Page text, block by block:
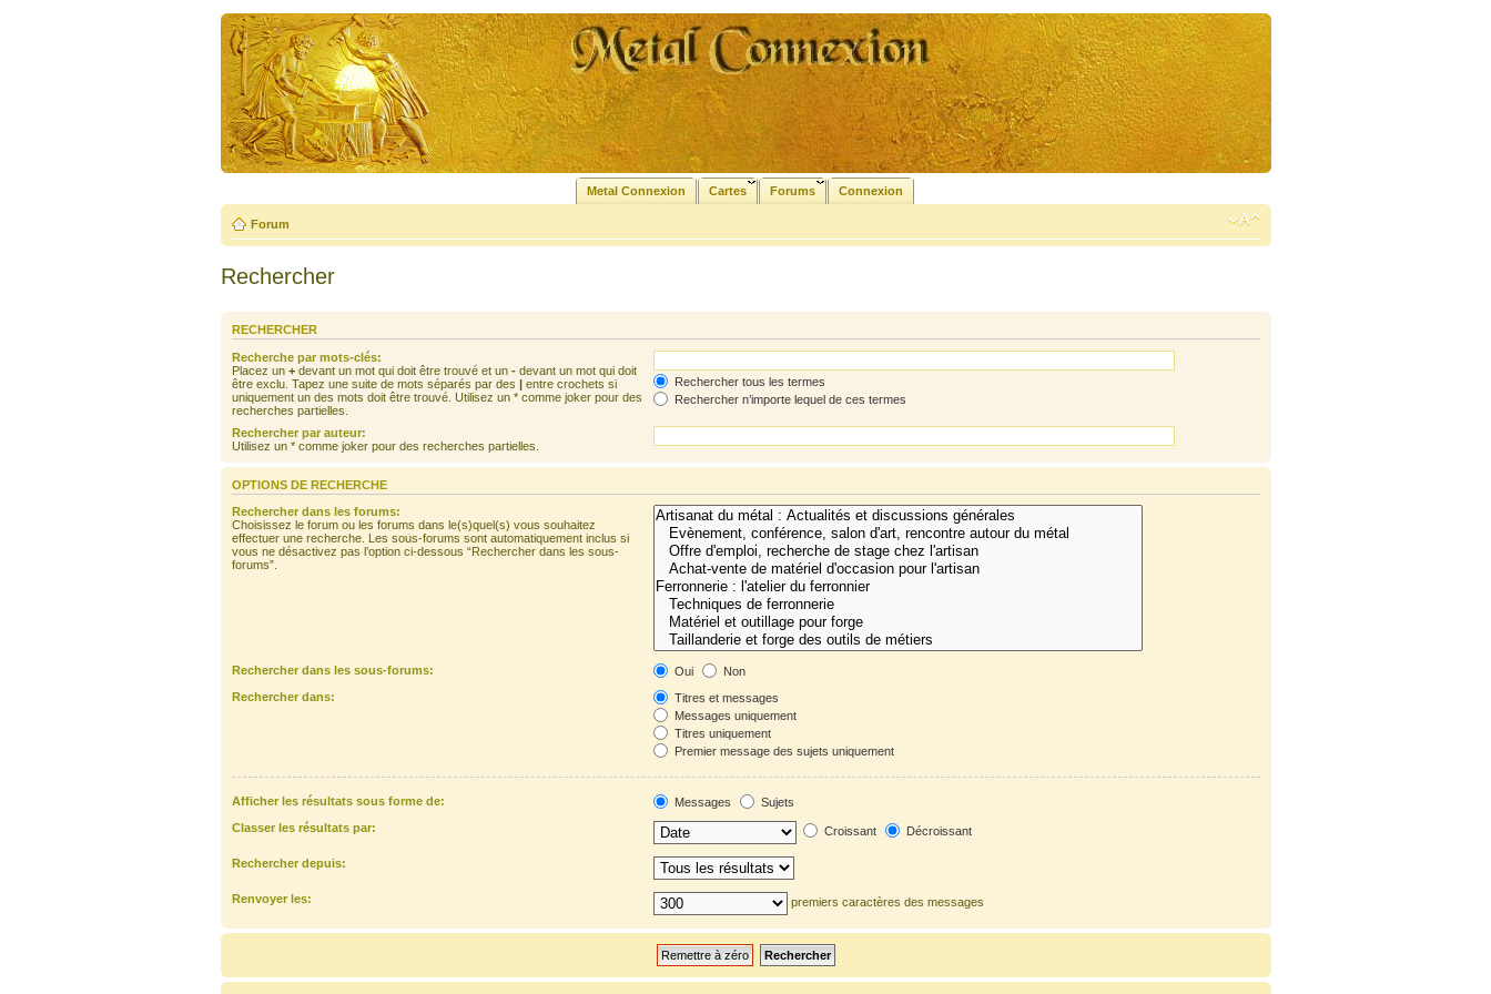
Metal Connexion Cartes Forums Connexion
Forum
Rechercher
RECHERCHER
Recherche par mots-clés:
Placez un +devant un mot qui doit être trouvé et un -devant un mot qui doit
être exclu. Tapez une suite de mots séparés par des |entre crochets si
uniquement un des mots doit être trouvé. Utilisez un * comme joker pour des
recherches partielles.
Rechercher tous les termes
Rechercher n’importe lequel de ces termes
Rechercher par auteur:
Utilisez un * comme joker pour des recherches partielles.
OPTIONS DE RECHERCHE
Rechercher dans les forums:
Choisissez le forum ou les forums dans le(s)quel(s) vous souhaitez
effectuer une recherche. Les sous-forums sont automatiquement inclus si
vous ne désactivez pas l’option ci-dessous “Rechercher dans les sous-
forums”.
Rechercher dans les sous-forums: Oui
Non
Rechercher dans:
Titres et messages
Messages uniquement
Titres uniquement
Premier message des sujets uniquement
Afficher les résultats sous forme de: Messages
Sujets
Classer les résultats par:
Croissant Décroissant
Rechercher depuis:
Renvoyer les: premiers caractères des messages